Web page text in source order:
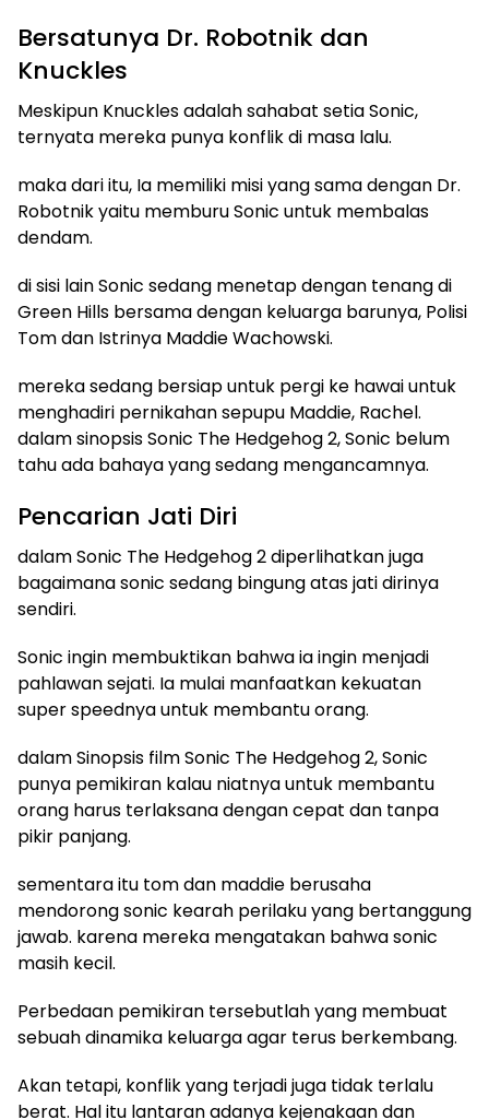
Bersatunya Dr. Robotnik dan
Knuckles
Meskipun Knuckles adalah sahabat setia Sonic,
ternyata mereka punya konflik di masa lalu.
maka dari itu, Ia memiliki misi yang sama dengan Dr.
Robotnik yaitu memburu Sonic untuk membalas
dendam.
di sisi lain Sonic sedang menetap dengan tenang di
Green Hills bersama dengan keluarga barunya, Polisi
Tom dan Istrinya Maddie Wachowski.
mereka sedang bersiap untuk pergi ke hawai untuk
menghadiri pernikahan sepupu Maddie, Rachel.
dalam sinopsis Sonic The Hedgehog 2, Sonic belum
tahu ada bahaya yang sedang mengancamnya.
Pencarian Jati Diri
dalam Sonic The Hedgehog 2 diperlihatkan juga
bagaimana sonic sedang bingung atas jati dirinya
sendiri.
Sonic ingin membuktikan bahwa ia ingin menjadi
pahlawan sejati. Ia mulai manfaatkan kekuatan
super speednya untuk membantu orang.
dalam Sinopsis film Sonic The Hedgehog 2, Sonic
punya pemikiran kalau niatnya untuk membantu
orang harus terlaksana dengan cepat dan tanpa
pikir panjang.
sementara itu tom dan maddie berusaha
mendorong sonic kearah perilaku yang bertanggung
jawab. karena mereka mengatakan bahwa sonic
masih kecil.
Perbedaan pemikiran tersebutlah yang membuat
sebuah dinamika keluarga agar terus berkembang.
Akan tetapi, konflik yang terjadi juga tidak terlalu
berat. Hal itu lantaran adanya kejenakaan dan